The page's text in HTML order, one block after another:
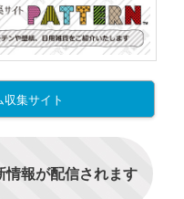
集サイト
報が配信されます